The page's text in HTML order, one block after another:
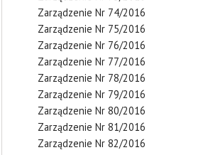
Zarządzenie Nr 74/2016
Zarządzenie Nr 75/2016
Zarządzenie Nr 76/2016
Zarządzenie Nr 77/2016
Zarządzenie Nr 78/2016
Zarządzenie Nr 79/2016
Zarządzenie Nr 80/2016
Zarządzenie Nr 81/2016
Zarządzenie Nr 82/2016